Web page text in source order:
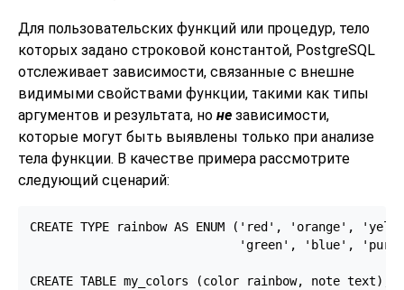
Для пользовательских функций или процедур, тело
которых задано строковой константой, PostgreSQL
отслеживает зависимости, связанные с внешне
видимыми свойствами функции, такими как типы
аргументов и результата, но не зависимости,
которые могут быть выявлены только при анализе
тела функции. В качестве примера рассмотрите
следующий сценарий:
CREATE TYPE rainbow AS ENUM ('red', 'orange',
'green', 'blue',
CREATE TABLE my_colors (color rainbow, note text);